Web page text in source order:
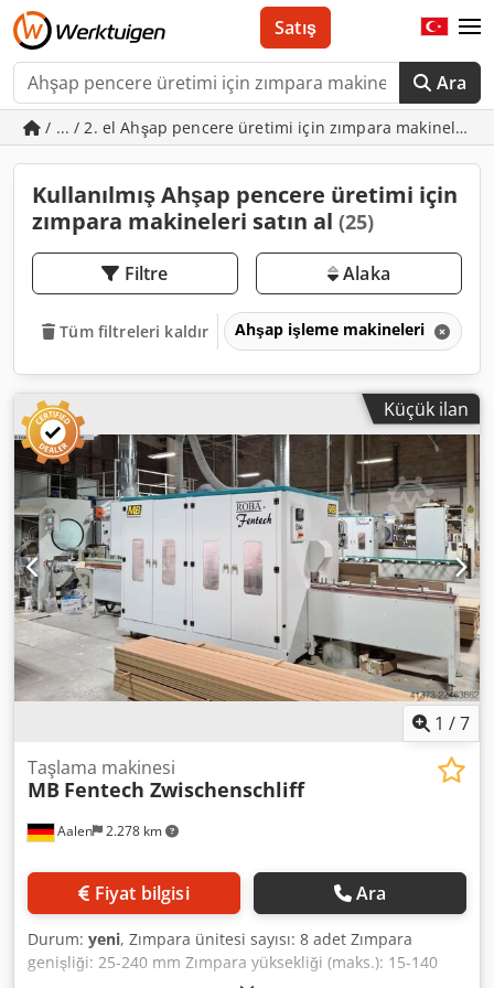
Ara
Satış
/ ... / 2. el Ahşap pencere üretimi için zımpara makineleri
Kullanılmış Ahşap pencere üretimi için
zımpara makineleri satın al (25)
Filtre Alaka
Tüm filtreleri kaldır Ahşap işleme makineleri
Küçük ilan
1 /7
Aalen 2.278 km
Taşlama makinesi
MB Fentech Zwischenschliff
Fiyat bilgisi Ara
Durum: yeni, Zımpara ünitesi sayısı: 8 adet Zımpara
genişliği: 25-240 mm Zımpara yüksekliği (maks.): 15-140